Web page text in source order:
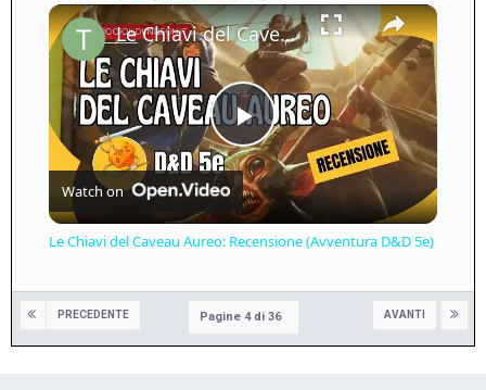
Unmute Fullscreen ×
Play
Video
Le Chiavi del Caveau Aureo: Recensione (Avventura D&D 5e)
Watch on
Le Chiavi del Caveau Aureo: Recensione (Avventura D&D 5e)
PRECEDENTE AVANTI
Pagine 4 di 36